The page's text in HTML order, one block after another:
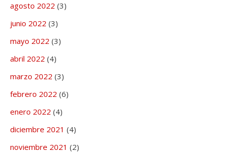
agosto 2022 (3)
junio 2022 (3)
mayo 2022 (3)
abril 2022 (4)
marzo 2022 (3)
febrero 2022 (6)
enero 2022 (4)
diciembre 2021 (4)
noviembre 2021 (2)